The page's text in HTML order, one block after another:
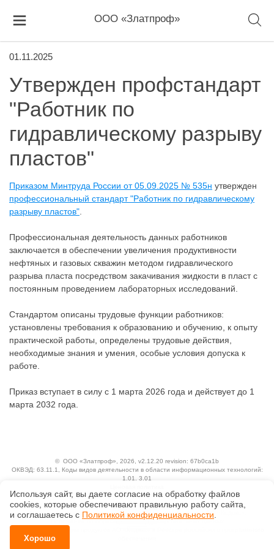
ООО «Златпроф»
01.11.2025
Утвержден профстандарт
"Работник по
гидравлическому разрыву
пластов"
Приказом Минтруда России от 05.09.2025 № 535н утвержден
профессиональный стандарт "Работник по гидравлическому
разрыву пластов"
Профессиональная деятельность данных работников
заключается в обеспечении увеличения продуктивности
нефтяных и газовых скважин методом гидравлического
разрыва пласта посредством закачивания жидкости в пласт с
постоянным проведением лабораторных исследований.
Стандартом описаны трудовые функции работников:
установлены требования к образованию и обучению, к опыту
практической работы, определены трудовые действия,
необходимые знания и умения, особые условия допуска к
работе.
Приказ вступает в силу с 1 марта 2026 года и действует до 1
марта 2032 года.
© ООО «Златпроф» , 2026, v2.12.20 revision: 67b0ca1b
ОКВЭД: 63.11.1, Коды видов деятельности в области информационных технологий:
1.01, 3.01
Технологии
Исключительные авторские и смежные права принадлежат АО «Кодекс».
Положение по обработке и защите персональных данных
Используя сайт, вы даете согласие на обработку файлов
сооkiеs, которые обеспечивают правильную работу сайта,
и соглашаетесь с Политикой конфиденциальности.
Хорошо